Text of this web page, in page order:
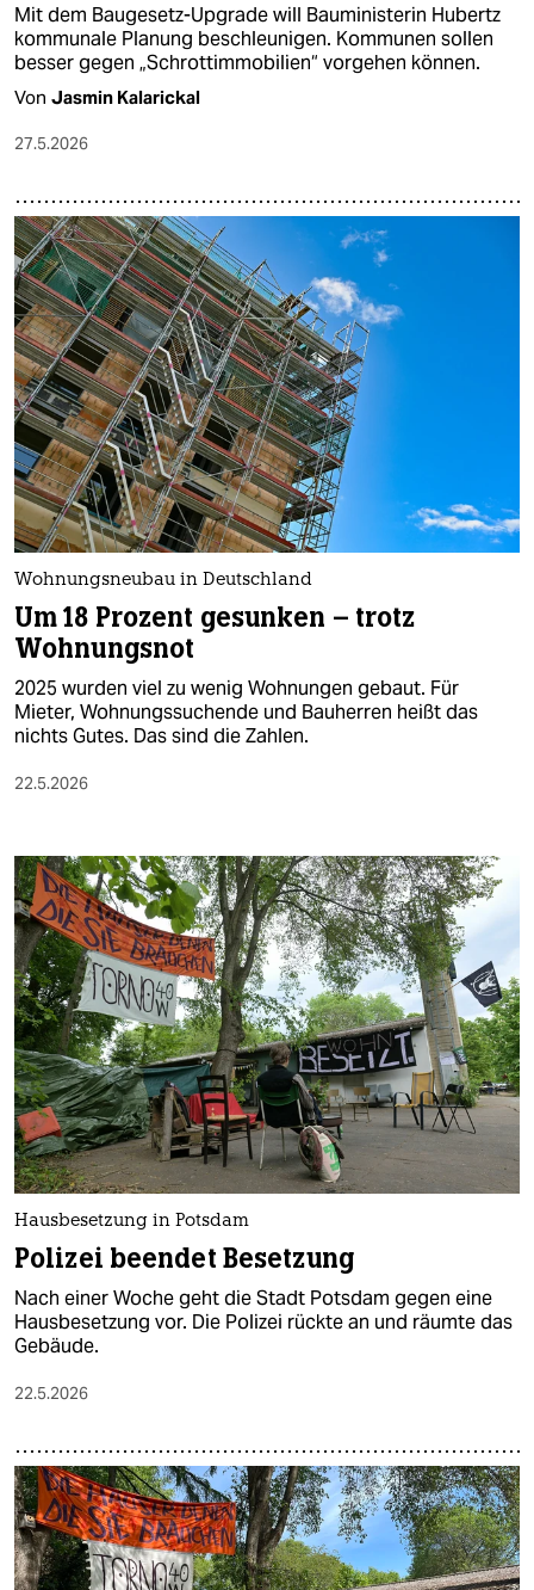
Mit dem Baugesetz-Upgrade will Bauministerin Hubertz
kommunale Planung beschleunigen. Kommunen sollen
besser gegen „Schrottimmobilien“ vorgehen können.
Von Jasmin Kalarickal
27.5.2026
Wohnungsneubau in Deutschland
Um 18 Prozent gesunken – trotz
Wohnungsnot
2025 wurden viel zu wenig Wohnungen gebaut. Für
Mieter, Wohnungssuchende und Bauherren heißt das
nichts Gutes. Das sind die Zahlen.
22.5.2026
Hausbesetzung in Potsdam
Polizei beendet Besetzung
Nach einer Woche geht die Stadt Potsdam gegen eine
Hausbesetzung vor. Die Polizei rückte an und räumte das
Gebäude.
22.5.2026